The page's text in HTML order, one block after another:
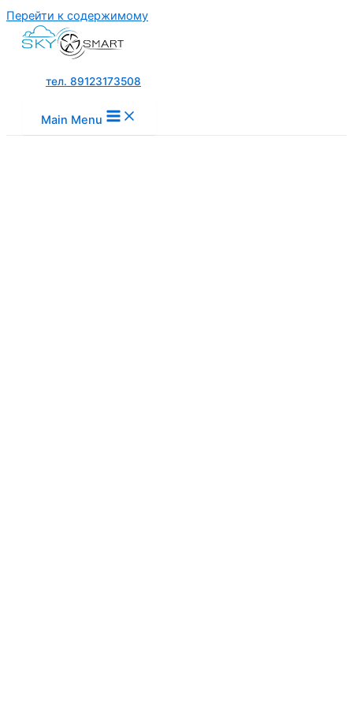
Перейти к содержимому
тел. 89123173508
Main Menu